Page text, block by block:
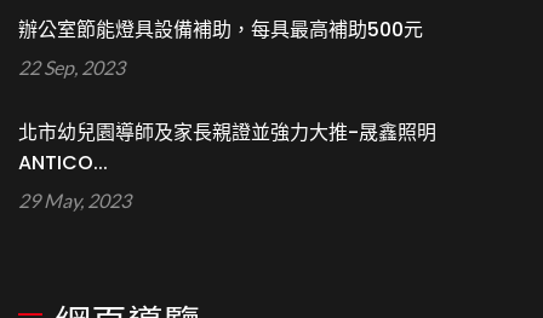
辦公室節能燈具設備補助，每具最高補助500元
22 Sep, 2023
北市幼兒園導師及家長親證並強力大推-晟鑫照明
ANTICO...
29 May, 2023